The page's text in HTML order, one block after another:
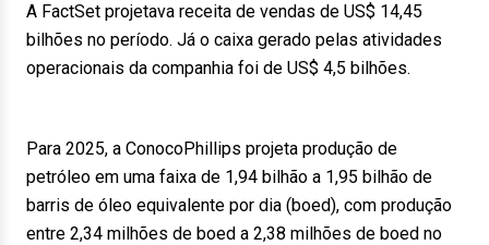
A FactSet projetava receita de vendas de US$ 14,45
bilhões no período. Já o caixa gerado pelas atividades
operacionais da companhia foi de US$ 4,5 bilhões.
Para 2025, a ConocoPhillips projeta produção de
petróleo em uma faixa de 1,94 bilhão a 1,95 bilhão de
barris de óleo equivalente por dia (boed), com produção
entre 2,34 milhões de boed a 2,38 milhões de boed no